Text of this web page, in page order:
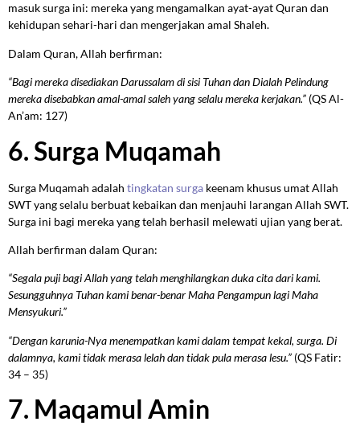
masuk surga ini: mereka yang mengamalkan ayat-ayat Quran dan
kehidupan sehari-hari dan mengerjakan amal Shaleh.
Dalam Quran, Allah berfirman:
“Bagi mereka disediakan Darussalam di sisi Tuhan dan Dialah Pelindung
mereka disebabkan amal-amal saleh yang selalu mereka kerjakan.” (QS Al-
An’am: 127)
6. Surga Muqamah
Surga Muqamah adalah tingkatan surga keenam khusus umat Allah
SWT yang selalu berbuat kebaikan dan menjauhi larangan Allah SWT.
Surga ini bagi mereka yang telah berhasil melewati ujian yang berat.
Allah berfirman dalam Quran:
“Segala puji bagi Allah yang telah menghilangkan duka cita dari kami.
Sesungguhnya Tuhan kami benar-benar Maha Pengampun lagi Maha
Mensyukuri.”
“Dengan karunia-Nya menempatkan kami dalam tempat kekal, surga. Di
dalamnya, kami tidak merasa lelah dan tidak pula merasa lesu.” (QS Fatir:
34 – 35)
7. Maqamul Amin